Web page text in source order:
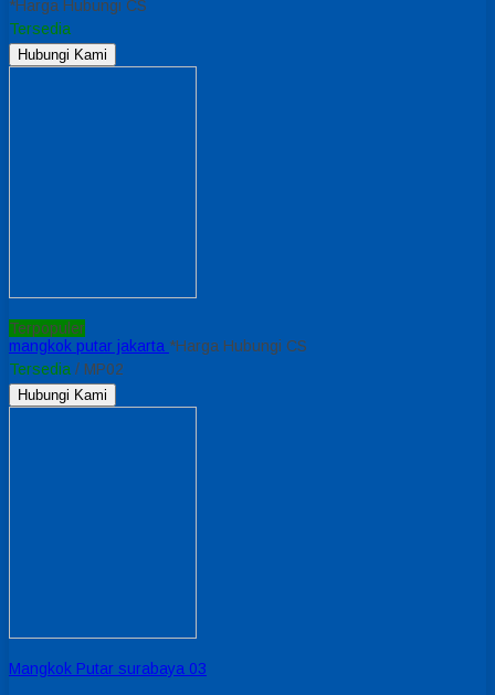
*Harga Hubungi CS
Tersedia
Hubungi Kami
Terpopuler
mangkok putar jakarta *Harga Hubungi CS
Tersedia / MP02
Hubungi Kami
Mangkok Putar surabaya 03